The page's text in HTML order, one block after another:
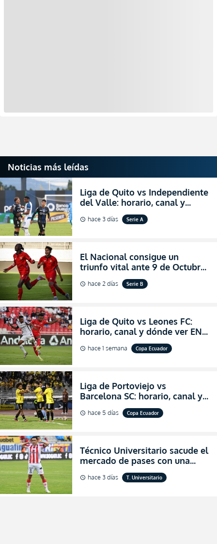
Noticias más leídas
Liga de Quito vs Independiente
del Valle: horario, canal y
dónde ver EN VIVO el
partidazo por la fecha 24 de la
schedule hace 3 días Serie A
El Nacional consigue un
triunfo vital ante 9 de Octubre
para encender la fe en la
salvación
schedule hace 2 días Serie B
Liga de Quito vs Leones FC:
horario, canal y dónde ver EN
VIVO los octavos de final de la
Copa Ecuador 2026
schedule hace 1 semana Copa Ecuador
Liga de Portoviejo vs
Barcelona SC: horario, canal y
dónde ver EN VIVO los octavos
de final de la Copa Ecuador
schedule hace 5 días Copa Ecuador
Técnico Universitario sacude el
mercado de pases con una
verdadera revolución para
asegurar la permanencia
schedule hace 3 días T. Universitario